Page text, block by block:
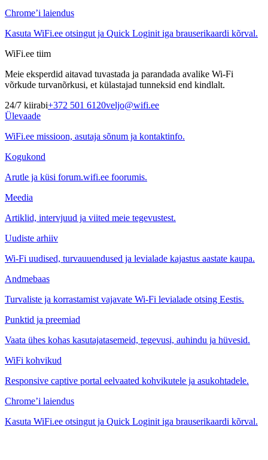
Chrome’i laiendus
Kasuta WiFi.ee otsingut ja Quick Loginit iga brauserikaardi kõrval.
WiFi.ee tiim
Meie eksperdid aitavad tuvastada ja parandada avalike Wi-Fi
võrkude turvanõrkusi, et külastajad tunneksid end kindlalt.
24/7 kiirabi+372 501 6120veljo@wifi.ee
Ülevaade
WiFi.ee missioon, asutaja sõnum ja kontaktinfo.
Kogukond
Arutle ja küsi forum.wifi.ee foorumis.
Meedia
Artiklid, intervjuud ja viited meie tegevustest.
Uudiste arhiiv
Wi-Fi uudised, turvauuendused ja levialade kajastus aastate kaupa.
Andmebaas
Turvaliste ja korrastamist vajavate Wi-Fi levialade otsing Eestis.
Punktid ja preemiad
Vaata ühes kohas kasutajatasemeid, tegevusi, auhindu ja hüvesid.
WiFi kohvikud
Responsive captive portal eelvaated kohvikutele ja asukohtadele.
Chrome’i laiendus
Kasuta WiFi.ee otsingut ja Quick Loginit iga brauserikaardi kõrval.